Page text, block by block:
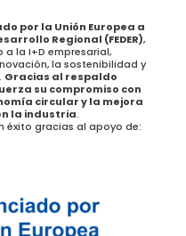
por la Unión Europea a
Regional (FEDER),
la I+D empresarial,
la sostenibilidad y
Gracias al respaldo
su compromiso con
circular y la mejora
la industria.
éxito gracias al apoyo de: